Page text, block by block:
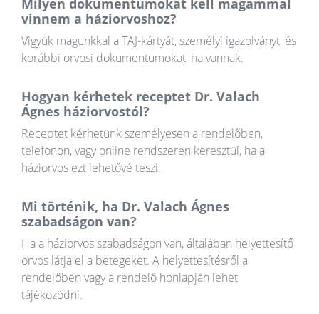
Milyen dokumentumokat kell magammal
vinnem a háziorvoshoz?
Vigyük magunkkal a TAJ-kártyát, személyi igazolványt, és
korábbi orvosi dokumentumokat, ha vannak.
Hogyan kérhetek receptet Dr. Valach
Ágnes háziorvostól?
Receptet kérhetünk személyesen a rendelőben,
telefonon, vagy online rendszeren keresztül, ha a
háziorvos ezt lehetővé teszi.
Mi történik, ha Dr. Valach Ágnes
szabadságon van?
Ha a háziorvos szabadságon van, általában helyettesítő
orvos látja el a betegeket. A helyettesítésről a
rendelőben vagy a rendelő honlapján lehet
tájékozódni.